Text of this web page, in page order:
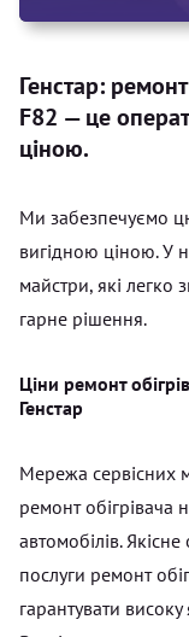
Генстар:
F82 — це
ціною.
Ми забезпечуємо
вигідною ціною. У
майстри, які легко
гарне рішення.
Ціни ремонт
Генстар
Мережа сервісних
ремонт обігрівача
автомобілів.
послуги ремонт
гарантувати